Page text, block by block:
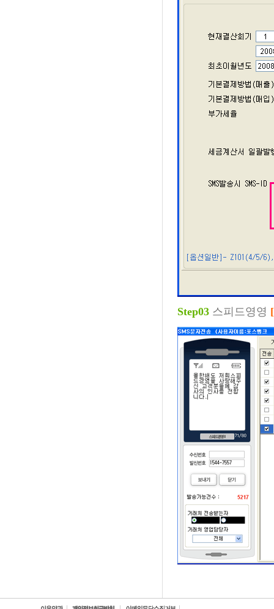
Step03 스피드영영